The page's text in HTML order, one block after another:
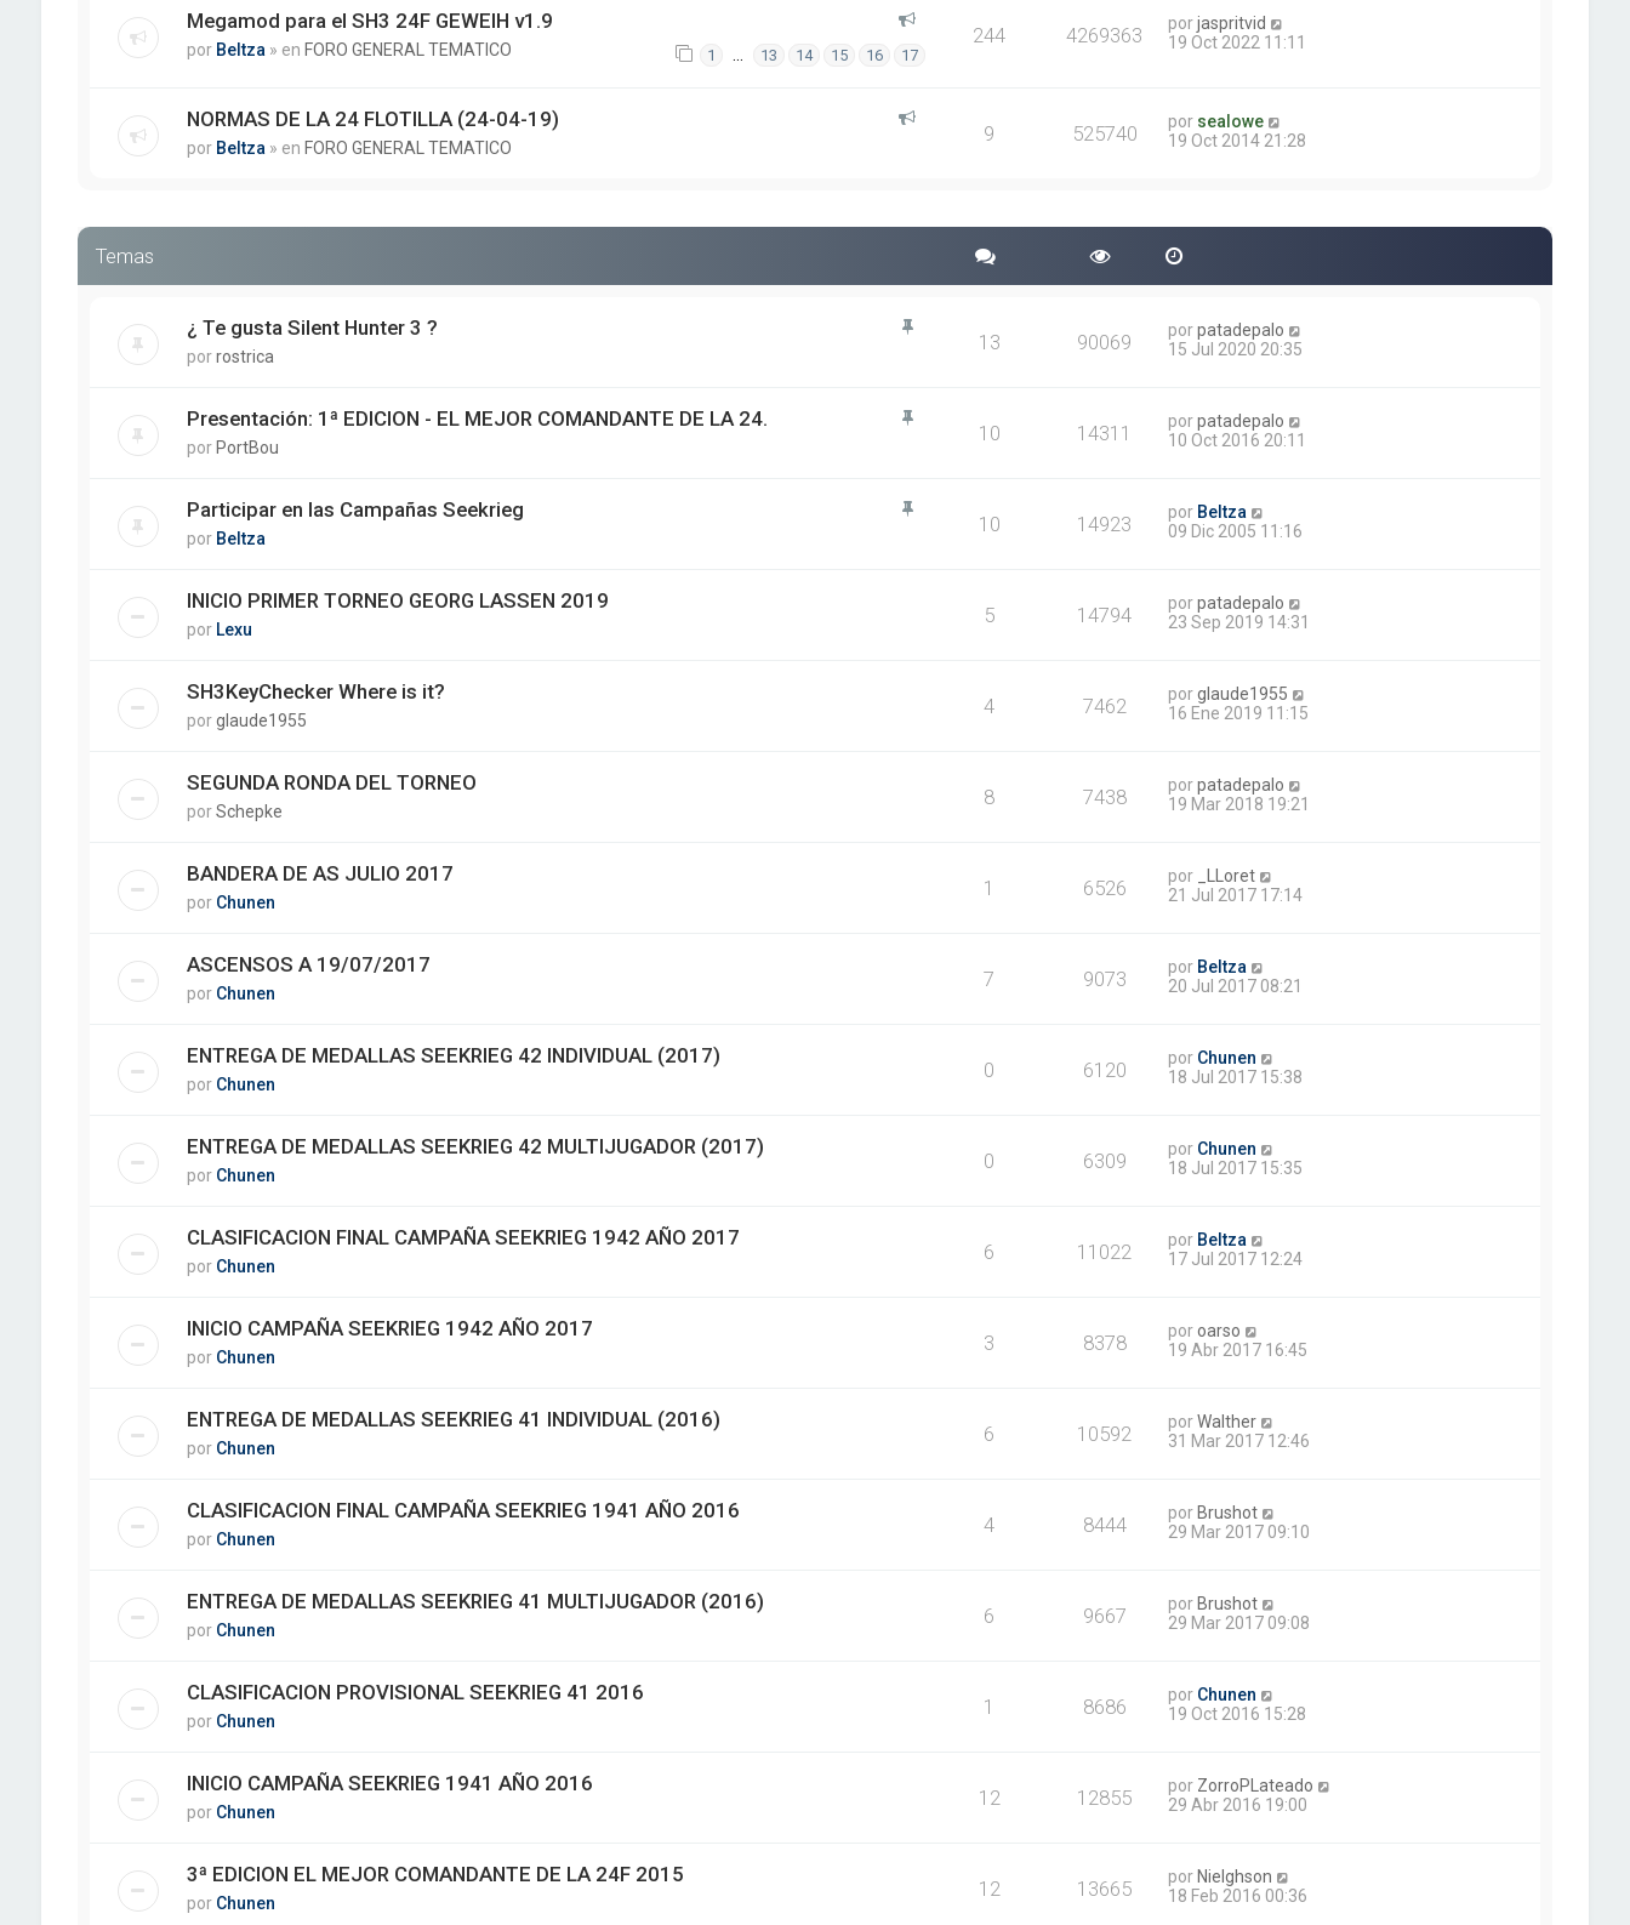
Megamod para el SH3 24F GEWEIH v1.9
por Beltza » en FORO GENERAL TEMATICO 1 … 13 14 15 16 17
244 4269363 porjaspritvid
19 Oct 2022 11:11
NORMAS DE LA 24 FLOTILLA (24-04-19)
por Beltza » en FORO GENERAL TEMATICO
9 525740 por sealowe
19 Oct 2014 21:28
Temas
¿ Te gusta Silent Hunter 3 ?
porrostrica
13 90069 porpatadepalo
15 Jul 2020 20:35
Presentación: 1ª EDICION - EL MEJOR COMANDANTE DE LA 24.
por PortBou
10 14311 porpatadepalo
10 Oct 2016 20:11
Participar en las Campañas Seekrieg
por Beltza
10 14923 por Beltza
09 Dic 2005 11:16
INICIO PRIMER TORNEO GEORG LASSEN 2019
por Lexu
5 14794 porpatadepalo
23 Sep 2019 14:31
SH3KeyChecker Where is it?
porglaude1955
4 7462 porglaude1955
16 Ene 2019 11:15
SEGUNDA RONDA DEL TORNEO
porSchepke
8 7438 porpatadepalo
19 Mar 2018 19:21
BANDERA DE AS JULIO 2017
por Chunen
1 6526 por
_LLoret
21 Jul 2017 17:14
ASCENSOS A 19/07/2017
por Chunen
7 9073 por Beltza
20 Jul 2017 08:21
ENTREGA DE MEDALLAS SEEKRIEG 42 INDIVIDUAL (2017)
por Chunen
0 6120 por Chunen
18 Jul 2017 15:38
ENTREGA DE MEDALLAS SEEKRIEG 42 MULTIJUGADOR (2017)
por Chunen
0 6309 por Chunen
18 Jul 2017 15:35
CLASIFICACION FINAL CAMPAÑA SEEKRIEG 1942 AÑO 2017
por Chunen
6 11022 por Beltza
17 Jul 2017 12:24
INICIO CAMPAÑA SEEKRIEG 1942 AÑO 2017
por Chunen
3 8378 poroarso
19 Abr 2017 16:45
ENTREGA DE MEDALLAS SEEKRIEG 41 INDIVIDUAL (2016)
por Chunen
6 10592 porWalther
31 Mar 2017 12:46
CLASIFICACION FINAL CAMPAÑA SEEKRIEG 1941 AÑO 2016
por Chunen
4 8444 por Brushot
29 Mar 2017 09:10
ENTREGA DE MEDALLAS SEEKRIEG 41 MULTIJUGADOR (2016)
por Chunen
6 9667 por Brushot
29 Mar 2017 09:08
CLASIFICACION PROVISIONAL SEEKRIEG 41 2016
por Chunen
1 8686 por Chunen
19 Oct 2016 15:28
INICIO CAMPAÑA SEEKRIEG 1941 AÑO 2016
por Chunen
12 12855 por ZorroPLateado
29 Abr 2016 19:00
3ª EDICION EL MEJOR COMANDANTE DE LA 24F 2015
por Chunen
12 13665 por Nielghson
18 Feb 2016 00:36